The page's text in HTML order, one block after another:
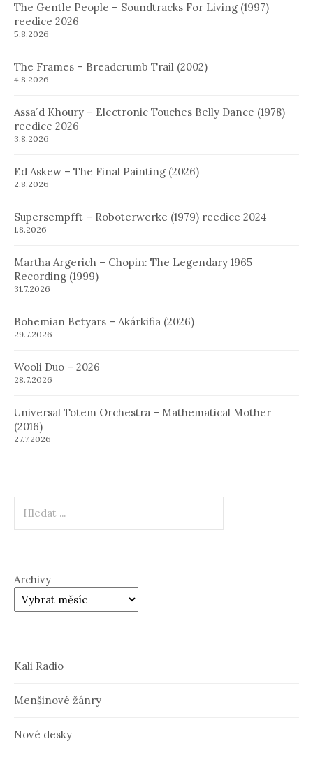
The Gentle People – Soundtracks For Living (1997)
reedice 2026
5.8.2026
The Frames – Breadcrumb Trail (2002)
4.8.2026
Assa´d Khoury – Electronic Touches Belly Dance (1978)
reedice 2026
3.8.2026
Ed Askew – The Final Painting (2026)
2.8.2026
Supersempfft – Roboterwerke (1979) reedice 2024
1.8.2026
Martha Argerich – Chopin: The Legendary 1965
Recording (1999)
31.7.2026
Bohemian Betyars – Akárkifia (2026)
29.7.2026
Wooli Duo – 2026
28.7.2026
Universal Totem Orchestra – Mathematical Mother
(2016)
27.7.2026
Archivy
Kali Radio
Menšinové žánry
Nové desky